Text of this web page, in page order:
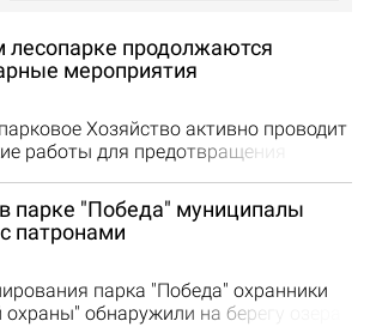
лесопарке продолжаются
мероприятия
Хозяйство активно проводит
работы для предотвращения
более 1400
полос - специальных
барьеров, которые препятствуют
огня. Также создано более 300
полос вокруг участков с
парке "Победа" муниципалы
патронами
парка "Победа" охранники
обнаружили на берегу озера